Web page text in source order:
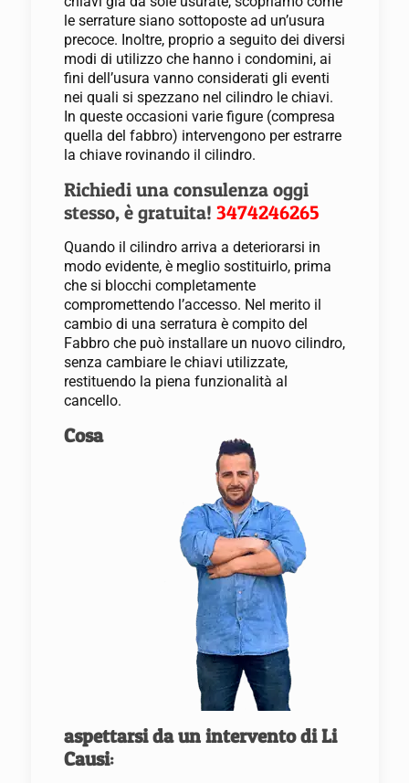
le serrature siano sottoposte ad un’usura
precoce. Inoltre, proprio a seguito dei diversi
modi di utilizzo che hanno i condomini, ai
fini dell’usura vanno considerati gli eventi
nei quali si spezzano nel cilindro le chiavi.
In queste occasioni varie figure (compresa
quella del fabbro) intervengono per estrarre
la chiave rovinando il cilindro.
Richiedi una consulenza oggi
stesso, è gratuita! 3474246265
Quando il cilindro arriva a deteriorarsi in
modo evidente, è meglio sostituirlo, prima
che si blocchi completamente
compromettendo l’accesso. Nel merito il
cambio di una serratura è compito del
Fabbro che può installare un nuovo cilindro,
senza cambiare le chiavi utilizzate,
restituendo la piena funzionalità al
cancello.
Cosa
aspettarsi da un intervento di Li
Causi: